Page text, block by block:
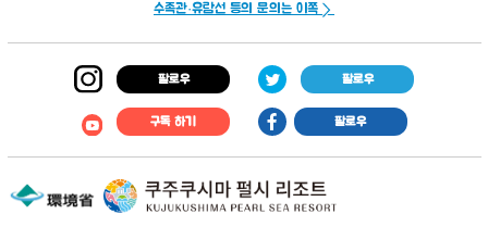
수족관·유람선 등의 문의는 이쪽
팔로우 팔로우
구독 하기 팔로우